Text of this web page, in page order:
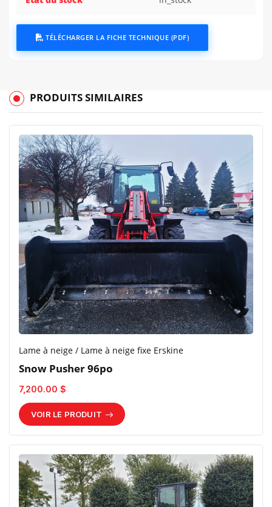
TÉLÉCHARGER LA FICHE TECHNIQUE (PDF)
PRODUITS SIMILAIRES
Lame à neige / Lame à neige fixe Erskine
Snow Pusher 96po
7,200.00 $
VOIR LE PRODUIT